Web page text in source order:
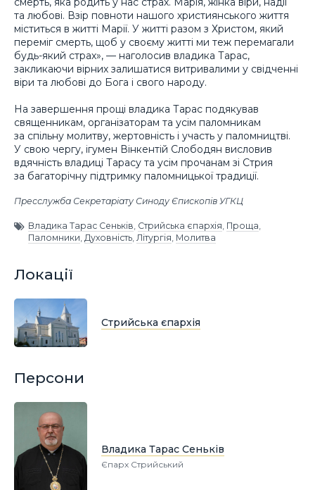
та любові. Взір повноти нашого християнського життя
міститься в житті Марії. У житті разом з Христом, який
переміг смерть, щоб у своєму житті ми теж перемагали
будь-який страх», — наголосив владика Тарас,
закликаючи вірних залишатися витривалими у свідченні
віри та любові до Бога і свого народу.
На завершення прощі владика Тарас подякував
священникам, організаторам та усім паломникам
за спільну молитву, жертовність і участь у паломництві.
У свою чергу, ігумен Вінкентій Слободян висловив
вдячність владиці Тарасу та усім прочанам зі Стрия
за багаторічну підтримку паломницької традиції.
Пресслужба Секретаріату Синоду Єпископів УГКЦ
Владика Тарас Сеньків Стрийська єпархія Проща
Паломники Духовність Літургія Молитва
Локації
Стрийська єпархія
Персони
Владика Тарас Сеньків
Єпарх Стрийський